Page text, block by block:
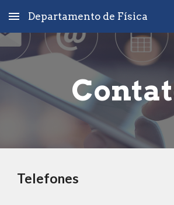
Skip to main content
Departamento de Física
Telefones